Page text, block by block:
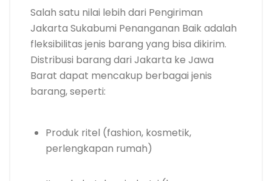
Salah satu nilai lebih dari Pengiriman
Jakarta Sukabumi Penanganan Baik adalah
fleksibilitas jenis barang yang bisa dikirim.
Distribusi barang dari Jakarta ke Jawa
Barat dapat mencakup berbagai jenis
barang, seperti:
Produk ritel (fashion, kosmetik,
perlengkapan rumah)